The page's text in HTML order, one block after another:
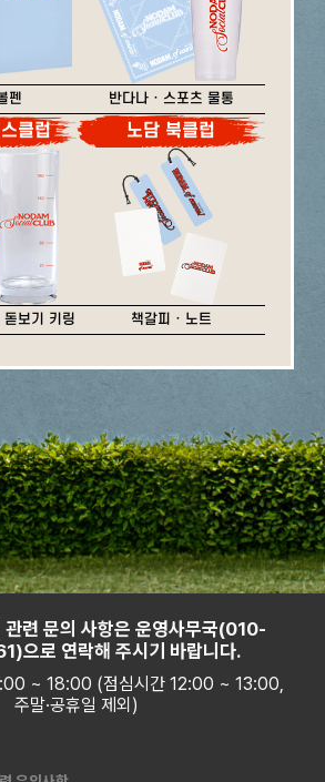
펜 반다나 · 스포츠 물통
클럽
돋보기 키링
노담 북클럽
책갈피 · 노트
관련 문의 사항은 운영사무국(010-
로 연락해 주시기 바랍니다.
~ 18:00 (점심시간 12:00 ~ 13:00,
주말·공휴일 제외)